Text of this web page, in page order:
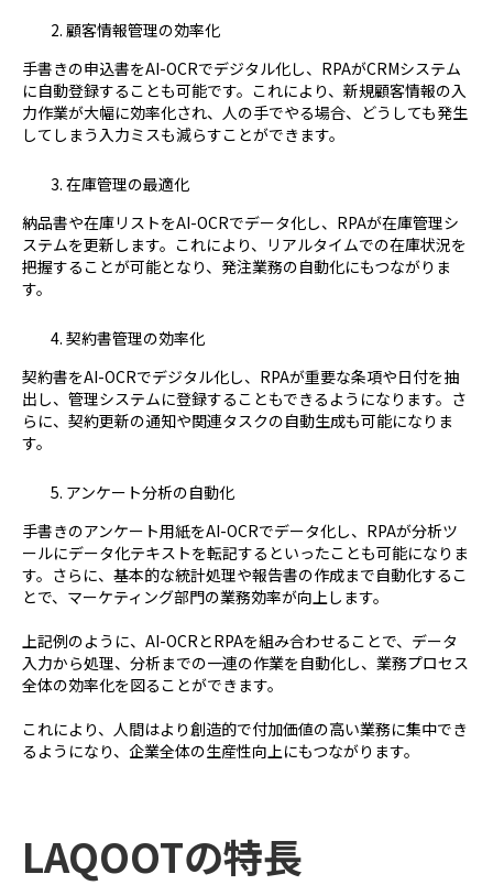
顧客情報管理の効率化
手書きの申込書をAI-OCRでデジタル化し、RPAがCRMシステム
に自動登録することも可能です。これにより、新規顧客情報の入
力作業が大幅に効率化され、人の手でやる場合、どうしても発生
してしまう入力ミスも減らすことができます。
在庫管理の最適化
納品書や在庫リストをAI-OCRでデータ化し、RPAが在庫管理シ
ステムを更新します。これにより、リアルタイムでの在庫状況を
把握することが可能となり、発注業務の自動化にもつながりま
す。
契約書管理の効率化
契約書をAI-OCRでデジタル化し、RPAが重要な条項や日付を抽
出し、管理システムに登録することもできるようになります。さ
らに、契約更新の通知や関連タスクの自動生成も可能になりま
す。
アンケート分析の自動化
手書きのアンケート用紙をAI-OCRでデータ化し、RPAが分析ツ
ールにデータ化テキストを転記するといったことも可能になりま
す。さらに、基本的な統計処理や報告書の作成まで自動化するこ
とで、マーケティング部門の業務効率が向上します。
上記例のように、AI-OCRとRPAを組み合わせることで、データ
入力から処理、分析までの一連の作業を自動化し、業務プロセス
全体の効率化を図ることができます。
これにより、人間はより創造的で付加価値の高い業務に集中でき
るようになり、企業全体の生産性向上にもつながります。
LAQOOTの特長